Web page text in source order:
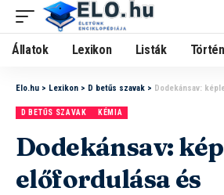
Állatok Lexikon Listák
Elo.hu > Lexikon > D betűs szavak > Dodekánsav:
D BETŰS SZAVAK KÉMIA
Dodekánsav:
előfordulása és